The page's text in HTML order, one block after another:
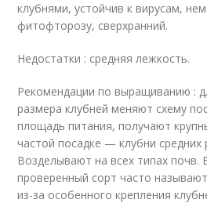
клубнями, устойчив к вирусам,
фитофторозу, сверхранний.
Недостатки : средняя лежкость.
Рекомендации по выращиванию :
размера клубней меняют схему
площадь питания, получают
частой посадке — клубни средних
Возделывают на всех типах почв.
проверенный сорт часто
из-за особенного крепления